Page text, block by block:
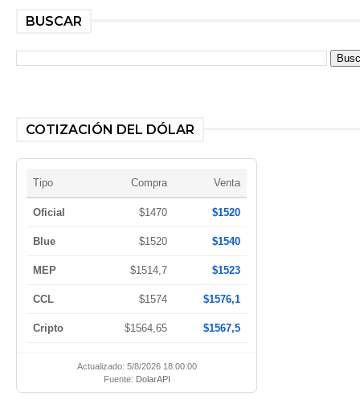
BUSCAR
COTIZACIÓN DEL DÓLAR
Tipo Compra Venta
Oficial $1470 $1520
Blue $1520 $1540
MEP $1514,7 $1523
CCL $1574 $1576,1
Cripto $1564,65 $1567,5
Actualizado: 5/8/2026 18:00:00
Fuente: DolarAPI